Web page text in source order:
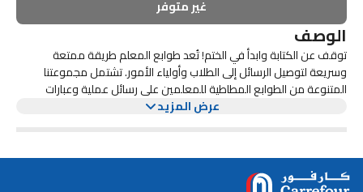
غير متوفر
الوصف
توقف عن الكتابة وابدأ في الختم! تُعد طوابع المعلم طريقة ممتعة
وسريعة لتوصيل الرسائل إلى الطلاب وأولياء الأمور. تشتمل مجموعتنا
المتنوعة من الطوابع المطاطية للمعلمين على رسائل عملية وعبارات
تحفيزية يمكن استخدامها كل يوم وهي مناسبة لجميع الأعمار. تعتبر
لهذا الختم هي لوحة الحبر القابلة للعكس ذات الوجهين والتي تضاعف عدد
مرات الظهور وتسمح لك بتبديل لون حبر الرسالة بين الأحمر والأزرق.
عرض المزيد